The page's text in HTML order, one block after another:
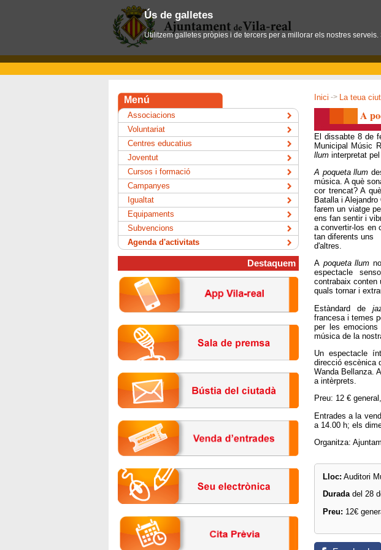
Inici -> La teua
A
El dissabte 8 de
Municipal Músic
llum interpretat
A poqueta llum
música. A què
cor trencat? A
Batalla i Alejandro
farem un viatge
ens fan sentir i
a convertir-los en
tan diferents uns
d'altres.
A poqueta llum
espectacle
contrabaix conten
quals tornar i
Estàndard de
francesa i temes
per les
música de la
Un espectacle
direcció escènica
Wanda Bellanza.
a intèrprets.
Preu: 12 €
Entrades a la
a 14.00 h; els
Organitza:
Lloc: Auditori
Duradadel 28
Preu: 12€
Menú
Associacions
Voluntariat
Centres educatius
Joventut
Cursos i formació
Campanyes
Igualtat
Equipaments
Subvencions
Agenda d'activitats
Destaquem
Ús de galletes
Utilitzem galletes pròpies i de tercers per a millorar els nostres